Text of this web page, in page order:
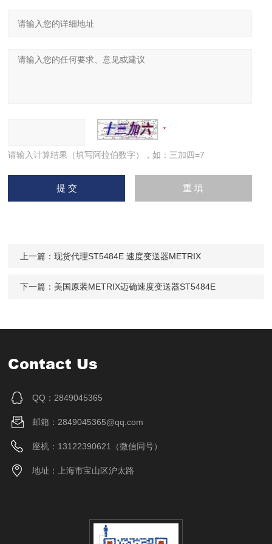
请输入计算结果（填写阿拉伯数字），如：三加四=7
上一篇：现货代理ST5484E 速度变送器METRIX
下一篇： 美国原装METRIX迈确速度变送器ST5484E
Contact Us
QQ：2849045365
邮箱：2849045365@qq.com
座机：13122390621（微信同号）
地址：上海市宝山区沪太路